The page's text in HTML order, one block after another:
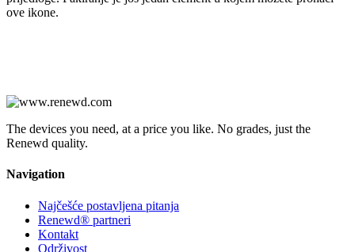
ove ikone.
The devices you need, at a price you like. No grades, just the
Renewd quality.
Navigation
Najčešće postavljena pitanja
Renewd® partneri
Kontakt
Održivost